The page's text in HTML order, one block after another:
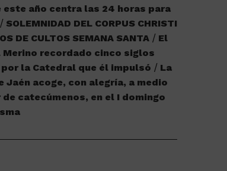
este año centra las 24 horas para
SOLEMNIDAD DEL CORPUS CHRISTI
DE CULTOS SEMANA SANTA
El
Merino recordado cinco siglos
la Catedral que él impulsó
La
Jaén acoge, con alegría, a medio
catecúmenos, en el I domingo